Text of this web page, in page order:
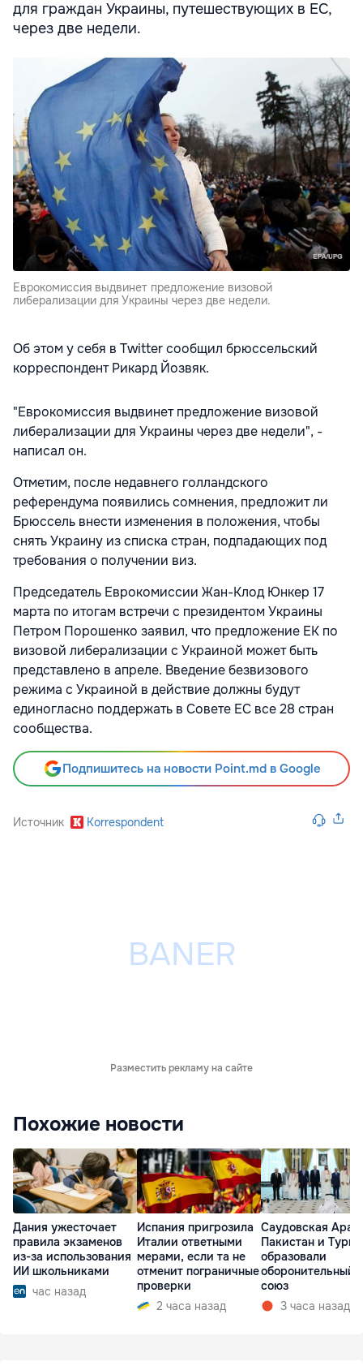
для граждан Украины, путешествующих в ЕС,
через две недели.
Еврокомиссия выдвинет предложение визовой
либерализации для Украины через две недели.
Об этом у себя в Twitter сообщил брюссельский
корреспондент Рикард Йозвяк.
"Еврокомиссия выдвинет предложение визовой
либерализации для Украины через две недели", -
написал он.
Отметим, после недавнего голландского
референдума появились сомнения, предложит ли
Брюссель внести изменения в положения, чтобы
снять Украину из списка стран, подпадающих под
требования о получении виз.
Председатель Еврокомиссии Жан-Клод Юнкер 17
марта по итогам встречи с президентом Украины
Петром Порошенко заявил, что предложение ЕК по
визовой либерализации с Украиной может быть
представлено в апреле. Введение безвизового
режима с Украиной в действие должны будут
единогласно поддержать в Совете ЕС все 28 стран
сообщества.
Подпишитесь на новости Point.md в Google
Источник Korrespondent
Разместить рекламу на сайте
Похожие новости
Дания ужесточает
правила экзаменов
из-за использования
ИИ школьниками
час назад
Испания пригрозила
Италии ответными
мерами, если та не
отменит пограничные
проверки
2 часа назад
Саудовская
Пакистан и
образовали
оборонительный
союз
3 часа назад